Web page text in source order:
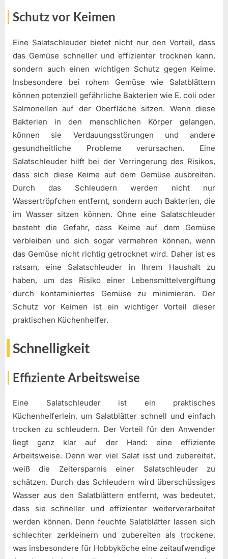
Schutz vor Keimen
Eine Salatschleuder bietet nicht nur den Vorteil, dass
das Gemüse schneller und effizienter trocknen kann,
sondern auch einen wichtigen Schutz gegen Keime.
Insbesondere bei rohem Gemüse wie Salatblättern
können potenziell gefährliche Bakterien wie E. coli oder
Salmonellen auf der Oberfläche sitzen. Wenn diese
Bakterien in den menschlichen Körper gelangen,
können sie Verdauungsstörungen und andere
gesundheitliche Probleme verursachen. Eine
Salatschleuder hilft bei der Verringerung des Risikos,
dass sich diese Keime auf dem Gemüse ausbreiten.
Durch das Schleudern werden nicht nur
Wassertröpfchen entfernt, sondern auch Bakterien, die
im Wasser sitzen können. Ohne eine Salatschleuder
besteht die Gefahr, dass Keime auf dem Gemüse
verbleiben und sich sogar vermehren können, wenn
das Gemüse nicht richtig getrocknet wird. Daher ist es
ratsam, eine Salatschleuder in Ihrem Haushalt zu
haben, um das Risiko einer Lebensmittelvergiftung
durch kontaminiertes Gemüse zu minimieren. Der
Schutz vor Keimen ist ein wichtiger Vorteil dieser
praktischen Küchenhelfer.
Schnelligkeit
Effiziente Arbeitsweise
Eine Salatschleuder ist ein praktisches
Küchenhelferlein, um Salatblätter schnell und einfach
trocken zu schleudern. Der Vorteil für den Anwender
liegt ganz klar auf der Hand: eine effiziente
Arbeitsweise. Denn wer viel Salat isst und zubereitet,
weiß die Zeitersparnis einer Salatschleuder zu
schätzen. Durch das Schleudern wird überschüssiges
Wasser aus den Salatblättern entfernt, was bedeutet,
dass sie schneller und effizienter weiterverarbeitet
werden können. Denn feuchte Salatblätter lassen sich
schlechter zerkleinern und zubereiten als trockene,
was insbesondere für Hobbyköche eine zeitaufwendige